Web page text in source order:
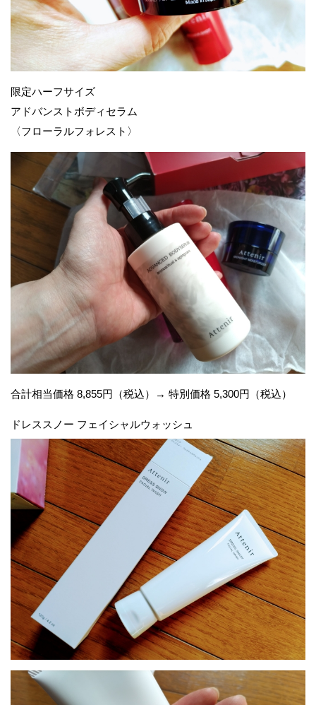
限定ハーフサイズ
アドバンストボディセラム
〈フローラルフォレスト〉
合計相当価格 8,855円（税込）→ 特別価格 5,300円（税込）
ドレススノー フェイシャルウォッシュ